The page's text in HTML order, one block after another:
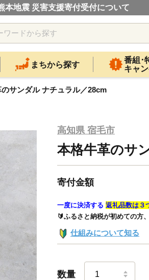
本地震 災害支援寄付受付について
まちから探す
番組･
キャ
サンダル ナチュラル／28cm
高知県 宿毛市
本格牛革のサ
寄付金額
一度に決済する 返礼品数は３
🔰ふるさと納税が初めての方
仕組みについて知る
数量